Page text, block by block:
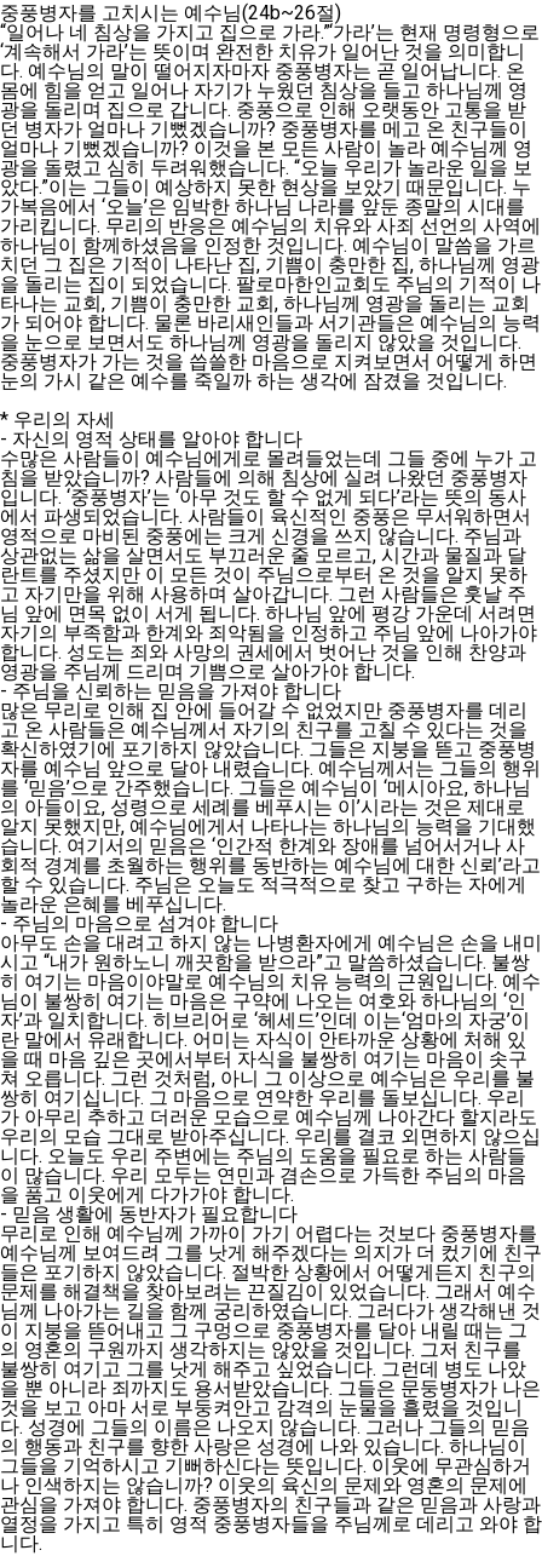
중풍병자를 고치시는 예수님(24b~26절)
“일어나 네 침상을 가지고 집으로 가라.”‘가라’는 현재 명령형으로
‘계속해서 가라’는 뜻이며 완전한 치유가 일어난 것을 의미합니
다. 예수님의 말이 떨어지자마자 중풍병자는 곧 일어납니다. 온
몸에 힘을 얻고 일어나 자기가 누웠던 침상을 들고 하나님께 영
광을 돌리며 집으로 갑니다. 중풍으로 인해 오랫동안 고통을 받
던 병자가 얼마나 기뻤겠습니까? 중풍병자를 메고 온 친구들이
얼마나 기뻤겠습니까? 이것을 본 모든 사람이 놀라 예수님께 영
광을 돌렸고 심히 두려워했습니다. “오늘 우리가 놀라운 일을 보
았다.”이는 그들이 예상하지 못한 현상을 보았기 때문입니다. 누
가복음에서 ‘오늘’은 임박한 하나님 나라를 앞둔 종말의 시대를
가리킵니다. 무리의 반응은 예수님의 치유와 사죄 선언의 사역에
하나님이 함께하셨음을 인정한 것입니다. 예수님이 말씀을 가르
치던 그 집은 기적이 나타난 집, 기쁨이 충만한 집, 하나님께 영광
을 돌리는 집이 되었습니다. 팔로마한인교회도 주님의 기적이 나
타나는 교회, 기쁨이 충만한 교회, 하나님께 영광을 돌리는 교회
가 되어야 합니다. 물론 바리새인들과 서기관들은 예수님의 능력
을 눈으로 보면서도 하나님께 영광을 돌리지 않았을 것입니다.
중풍병자가 가는 것을 씁쓸한 마음으로 지켜보면서 어떻게 하면
눈의 가시 같은 예수를 죽일까 하는 생각에 잠겼을 것입니다.
* 우리의 자세
- 자신의 영적 상태를 알아야 합니다
수많은 사람들이 예수님에게로 몰려들었는데 그들 중에 누가 고
침을 받았습니까? 사람들에 의해 침상에 실려 나왔던 중풍병자
입니다. ‘중풍병자’는 ‘아무 것도 할 수 없게 되다’라는 뜻의 동사
에서 파생되었습니다. 사람들이 육신적인 중풍은 무서워하면서
영적으로 마비된 중풍에는 크게 신경을 쓰지 않습니다. 주님과
상관없는 삶을 살면서도 부끄러운 줄 모르고, 시간과 물질과 달
란트를 주셨지만 이 모든 것이 주님으로부터 온 것을 알지 못하
고 자기만을 위해 사용하며 살아갑니다. 그런 사람들은 훗날 주
님 앞에 면목 없이 서게 됩니다. 하나님 앞에 평강 가운데 서려면
자기의 부족함과 한계와 죄악됨을 인정하고 주님 앞에 나아가야
합니다. 성도는 죄와 사망의 권세에서 벗어난 것을 인해 찬양과
영광을 주님께 드리며 기쁨으로 살아가야 합니다.
- 주님을 신뢰하는 믿음을 가져야 합니다
많은 무리로 인해 집 안에 들어갈 수 없었지만 중풍병자를 데리
고 온 사람들은 예수님께서 자기의 친구를 고칠 수 있다는 것을
확신하였기에 포기하지 않았습니다. 그들은 지붕을 뜯고 중풍병
자를 예수님 앞으로 달아 내렸습니다. 예수님께서는 그들의 행위
를 ‘믿음’으로 간주했습니다. 그들은 예수님이 ‘메시아요, 하나님
의 아들이요, 성령으로 세례를 베푸시는 이’시라는 것은 제대로
알지 못했지만, 예수님에게서 나타나는 하나님의 능력을 기대했
습니다. 여기서의 믿음은 ‘인간적 한계와 장애를 넘어서거나 사
회적 경계를 초월하는 행위를 동반하는 예수님에 대한 신뢰’라고
할 수 있습니다. 주님은 오늘도 적극적으로 찾고 구하는 자에게
놀라운 은혜를 베푸십니다.
- 주님의 마음으로 섬겨야 합니다
아무도 손을 대려고 하지 않는 나병환자에게 예수님은 손을 내미
시고 “내가 원하노니 깨끗함을 받으라”고 말씀하셨습니다. 불쌍
히 여기는 마음이야말로 예수님의 치유 능력의 근원입니다. 예수
님이 불쌍히 여기는 마음은 구약에 나오는 여호와 하나님의 ‘인
자’과 일치합니다. 히브리어로 ‘헤세드’인데 이는‘엄마의 자궁’이
란 말에서 유래합니다. 어미는 자식이 안타까운 상황에 처해 있
을 때 마음 깊은 곳에서부터 자식을 불쌍히 여기는 마음이 솟구
쳐 오릅니다. 그런 것처럼, 아니 그 이상으로 예수님은 우리를 불
쌍히 여기십니다. 그 마음으로 연약한 우리를 돌보십니다. 우리
가 아무리 추하고 더러운 모습으로 예수님께 나아간다 할지라도
우리의 모습 그대로 받아주십니다. 우리를 결코 외면하지 않으십
니다. 오늘도 우리 주변에는 주님의 도움을 필요로 하는 사람들
이 많습니다. 우리 모두는 연민과 겸손으로 가득한 주님의 마음
을 품고 이웃에게 다가가야 합니다.
- 믿음 생활에 동반자가 필요합니다
무리로 인해 예수님께 가까이 가기 어렵다는 것보다 중풍병자를
예수님께 보여드려 그를 낫게 해주겠다는 의지가 더 컸기에 친구
들은 포기하지 않았습니다. 절박한 상황에서 어떻게든지 친구의
문제를 해결책을 찾아보려는 끈질김이 있었습니다. 그래서 예수
님께 나아가는 길을 함께 궁리하였습니다. 그러다가 생각해낸 것
이 지붕을 뜯어내고 그 구멍으로 중풍병자를 달아 내릴 때는 그
의 영혼의 구원까지 생각하지는 않았을 것입니다. 그저 친구를
불쌍히 여기고 그를 낫게 해주고 싶었습니다. 그런데 병도 나았
을 뿐 아니라 죄까지도 용서받았습니다. 그들은 문둥병자가 나은
것을 보고 아마 서로 부둥켜안고 감격의 눈물을 흘렸을 것입니
다. 성경에 그들의 이름은 나오지 않습니다. 그러나 그들의 믿음
의 행동과 친구를 향한 사랑은 성경에 나와 있습니다. 하나님이
그들을 기억하시고 기뻐하신다는 뜻입니다. 이웃에 무관심하거
나 인색하지는 않습니까? 이웃의 육신의 문제와 영혼의 문제에
관심을 가져야 합니다. 중풍병자의 친구들과 같은 믿음과 사랑과
열정을 가지고 특히 영적 중풍병자들을 주님께로 데리고 와야 합
니다.